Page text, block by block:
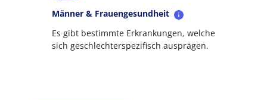
Männer & Frauengesundheit
Es gibt bestimmte Erkrankungen, welche
sich geschlechterspezifisch ausprägen.